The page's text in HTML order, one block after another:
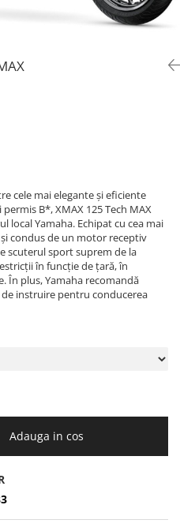
cele mai elegante și eficiente
B*, XMAX 125 Tech MAX
local Yamaha. Echipat cu cea mai
condus de un motor receptiv
scuterul sport suprem de la
în funcție de țară, în
În plus, Yamaha recomandă
instruire pentru conducerea
Adauga in cos